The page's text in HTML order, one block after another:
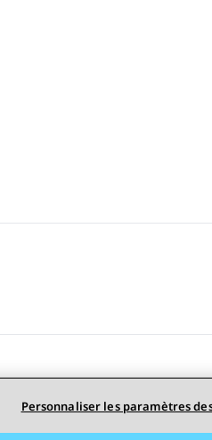
Personnaliser les paramètres